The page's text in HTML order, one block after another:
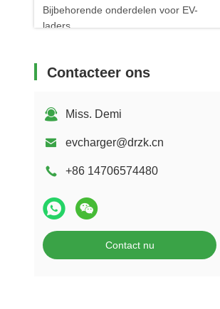
Bijbehorende onderdelen voor EV-
laders
Contacteer ons
Miss. Demi
evcharger@drzk.cn
+86 14706574480
Contact nu